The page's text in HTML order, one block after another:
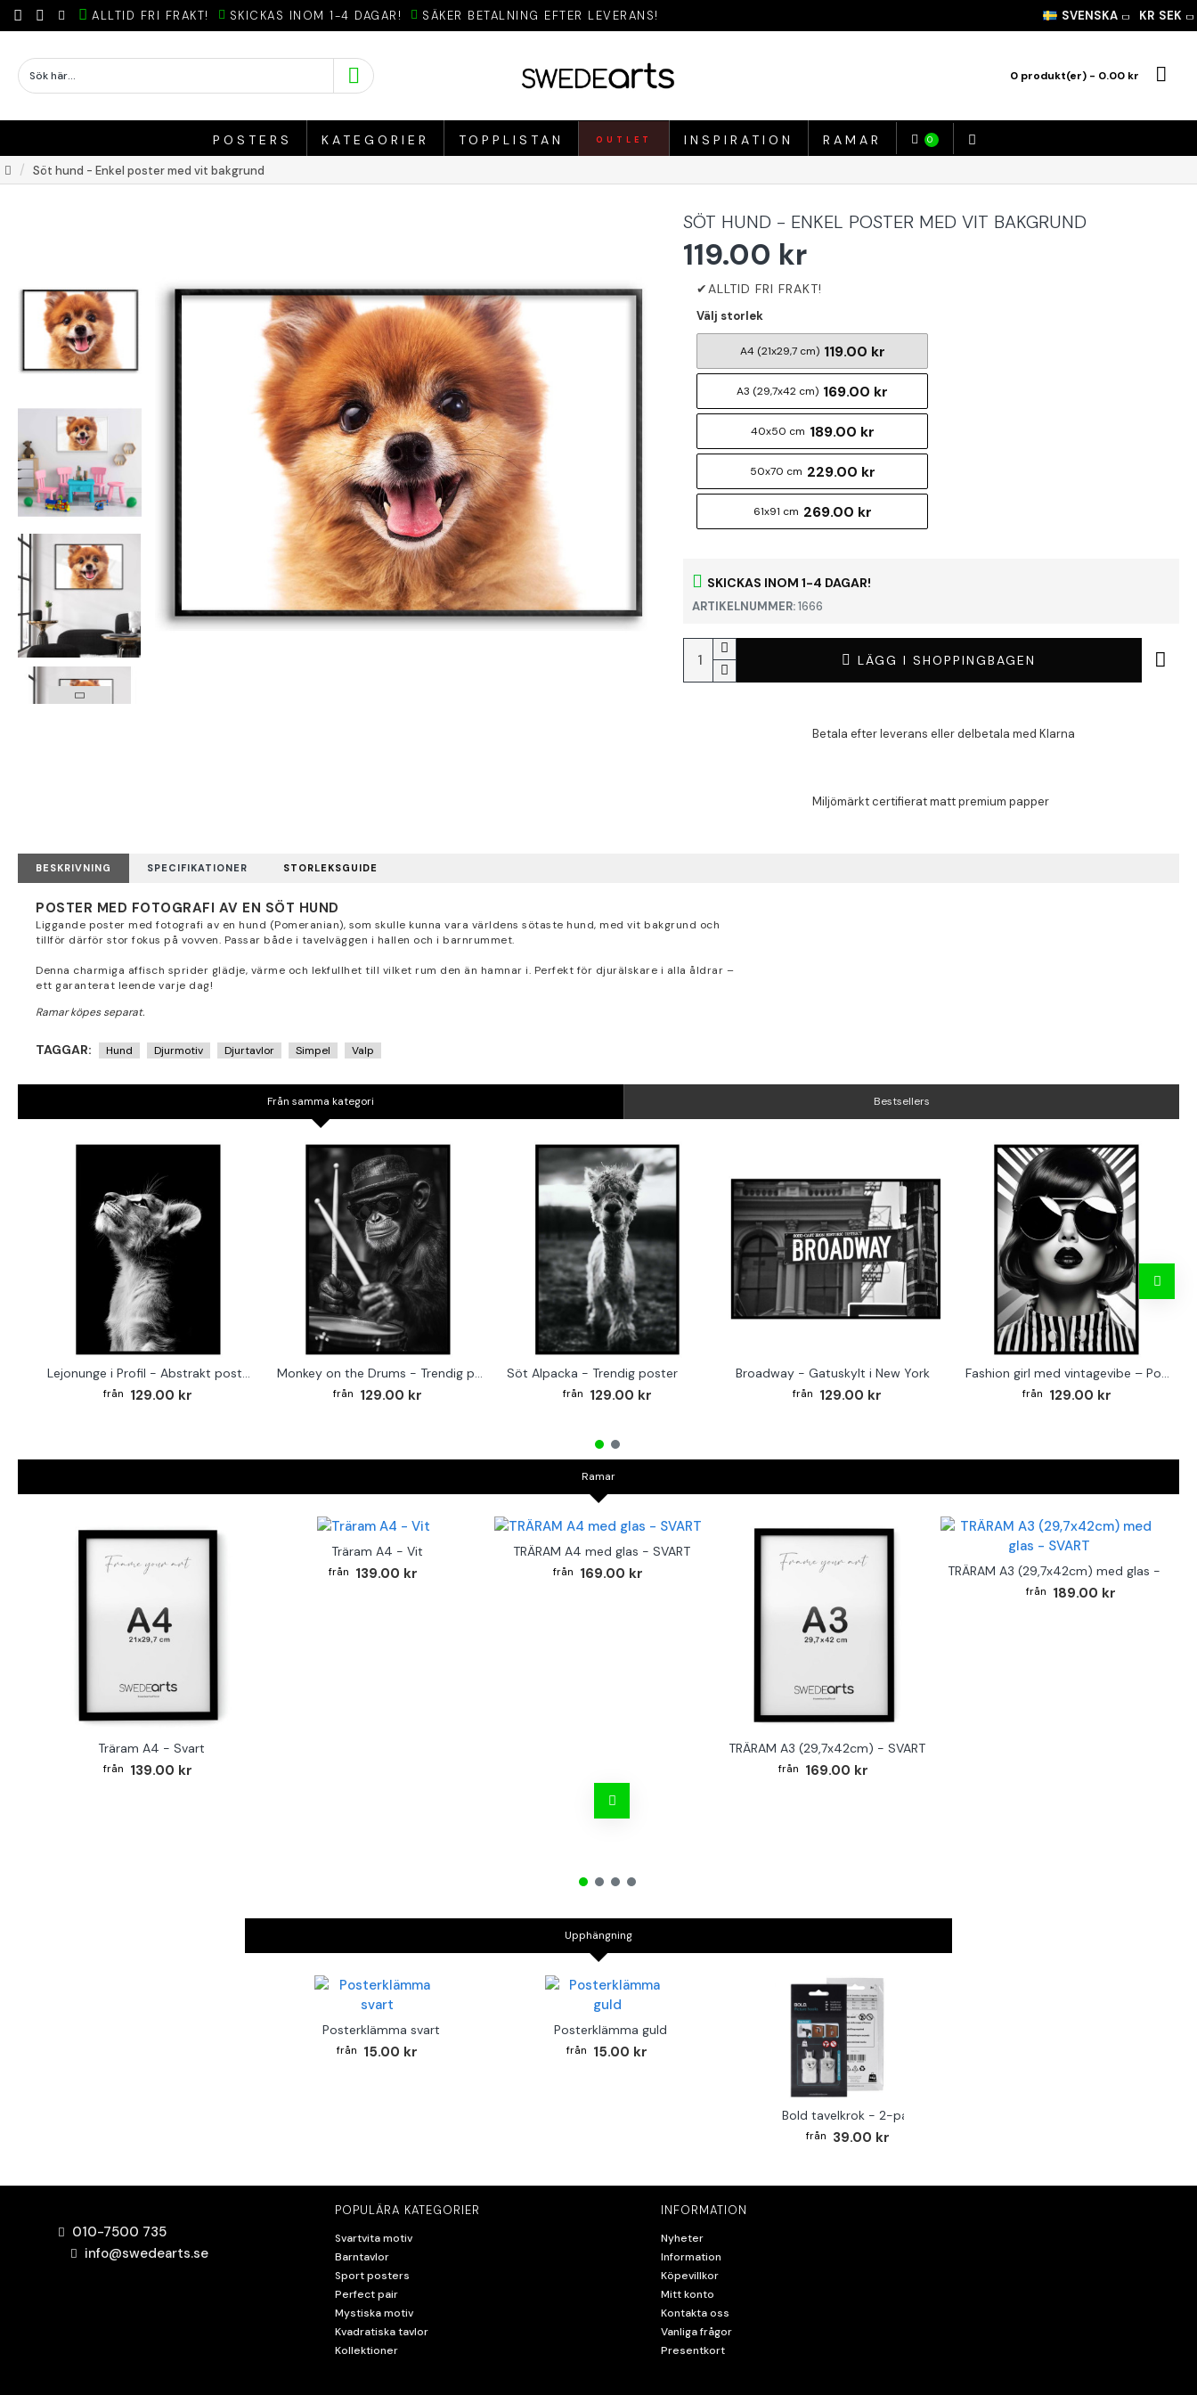
ALLTID FRI FRAKT! SKICKAS INOM 1-4 DAGAR! SÄKER BETALNING EFTER LEVERANS! SVENSKA KR SEK
0 produkt(er) - 0.00 kr
POSTERS KATEGORIER TOPPLISTAN OUTLET INSPIRATION RAMAR 0
Söt hund - Enkel poster med vit bakgrund
SÖT HUND - ENKEL POSTER MED VIT BAKGRUND
SKICKAS INOM 1-4 DAGAR!
ARTIKELNUMMER:1666
119.00 kr
Välj storlek
A4 (21x29,7 cm) 119.00 kr
A3 (29,7x42 cm) 169.00 kr
40x50 cm 189.00 kr
50x70 cm 229.00 kr
61x91 cm 269.00 kr
LÄGG I SHOPPINGBAGEN
BESKRIVNING SPECIFIKATIONER STORLEKSGUIDE
POSTER MED FOTOGRAFI AV EN SÖT HUND
Liggande poster med fotografi av en hund (Pomeranian), som skulle kunna vara världens sötaste hund, med vit bakgrund och
tillför därför stor fokus på vovven. Passar både i tavelväggen i hallen och i barnrummet.
Denna charmiga affisch sprider glädje, värme och lekfullhet till vilket rum den än hamnar i. Perfekt för djurälskare i alla åldrar –
ett garanterat leende varje dag!
TAGGAR: Hund Djurmotiv Djurtavlor Simpel Valp
Från samma kategori Bestsellers
Lejonunge i Profil - Abstrakt poster i svartvitt
129.00 kr
Monkey on the Drums - Trendig poster
129.00 kr
Söt Alpacka - Trendig poster
129.00 kr
Broadway - Gatuskylt i New York
129.00 kr
Fashion girl med vintagevibe – Poster för stilmedvetna hem
129.00 kr
Ramar
Träram A4 - Svart
139.00 kr
Träram A4 - Vit
139.00 kr
TRÄRAM A4 med glas - SVART
169.00 kr
TRÄRAM A3 (29,7x42cm) - SVART
169.00 kr
TRÄRAM A3 (29,7x42cm) med glas -
189.00 kr
Upphängning
Posterklämma svart
15.00 kr
Posterklämma guld
15.00 kr
Bold tavelkrok - 2-pack
39.00 kr
010-7500 735
info@swedearts.se
POPULÄRA KATEGORIER
Svartvita motiv
Barntavlor
Sport posters
Perfect pair
Mystiska motiv
Kvadratiska tavlor
Kollektioner
INFORMATION
Nyheter
Information
Köpevillkor
Mitt konto
Kontakta oss
Vanliga frågor
Presentkort